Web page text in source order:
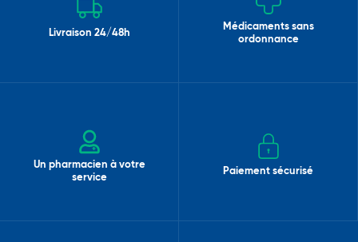
Livraison 24/48h
Médicaments sans
ordonnance
Un pharmacien à votre
service
Paiement sécurisé